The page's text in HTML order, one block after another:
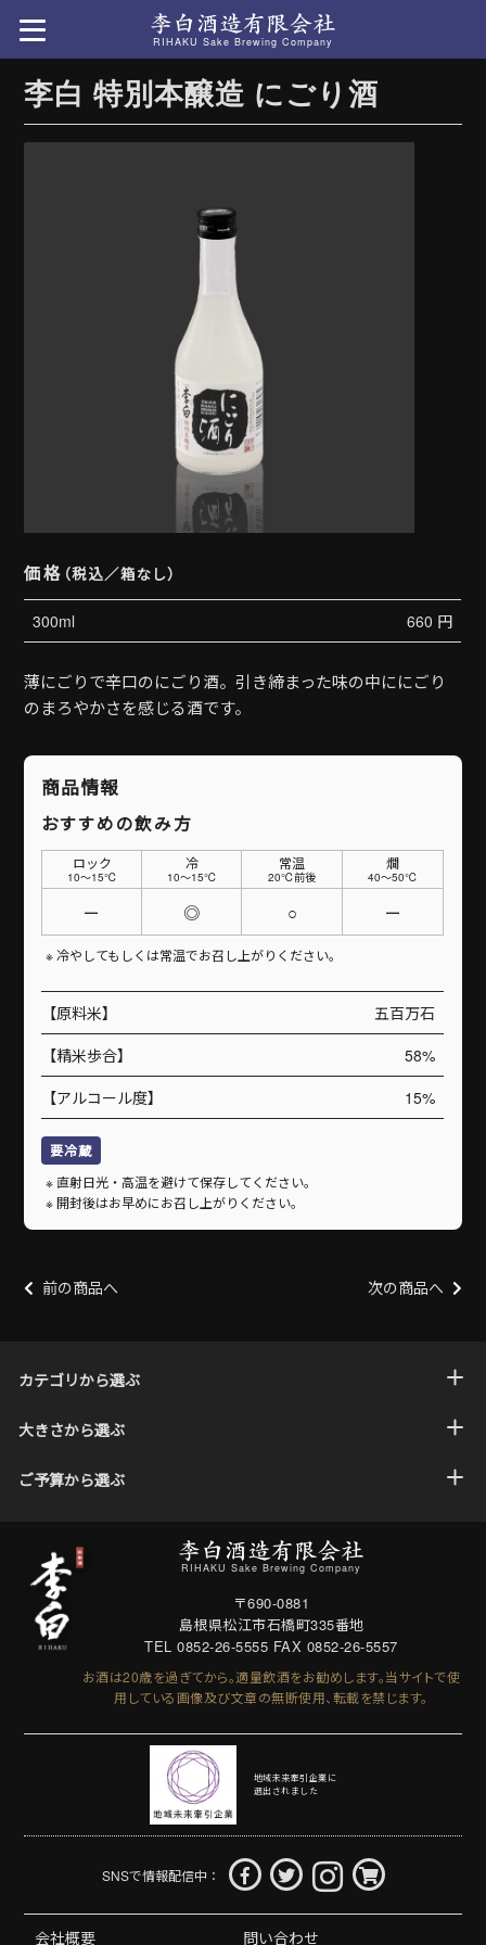
RIHAKU Sake Brewing Company
李白 特別本醸造 にごり酒
価格 （税込／箱なし）
300ml 660 円
薄にごりで辛口のにごり酒。引き締まった味の中ににごり
のまろやかさを感じる酒です。
商品情報
おすすめの飲み方
ロック
10〜15℃
冷
10〜15℃
常温
20℃前後
燗
40〜50℃
ー ◎ ○ ー
冷やしてもしくは常温でお召し上がりください。
【原料米】
五百万石
【精米歩合】
58%
【アルコール度】
15%
要冷蔵
直射日光・高温を避けて保存してください。
開封後はお早めにお召し上がりください。
前の商品へ 次の商品へ
カテゴリから選ぶ
大きさから選ぶ
ご予算から選ぶ
RIHAKU Sake Brewing Company
〒690-0881
島根県松江市石橋町335番地
TEL 0852-26-5555 FAX 0852-26-5557
お酒は20歳を過ぎてから。適量飲酒をお勧めします。当サイトで使
用している画像及び文章の無断使用、転載を禁じます。
地域未来牽引企業に
選出されました
SNSで情報配信中：
会社概要 問い合わせ